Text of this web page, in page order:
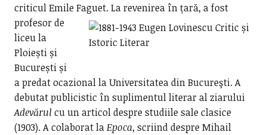
criticul Emile Faguet.La revenirea în țară, a fost
profesor de
liceu la
Ploiești și
București și
a predat ocazional la Universitatea din Bucureşti. A
debutat publicistic în suplimentul literar al ziarului
Adevărul cu un articol despre studiile sale clasice
(1903). A colaborat laEpoca, scriind despre Mihail